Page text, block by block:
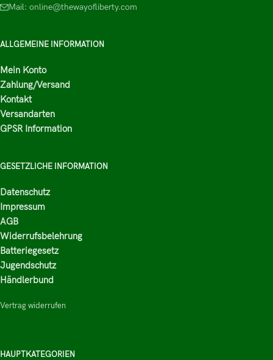
Mail: online@thewayofliberty.com
ALLGEMEINE INFORMATION
Mein Konto
Zahlung/Versand
Kontakt
Versandarten
GPSR Information
GESETZLICHE INFORMATION
Datenschutz
Impressum
AGB
Widerrufsbelehrung
Batteriegesetz
Jugendschutz
Händlerbund
Vertrag widerrufen
HAUPTKATEGORIEN